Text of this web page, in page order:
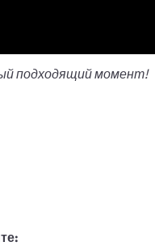
подходящий момент!